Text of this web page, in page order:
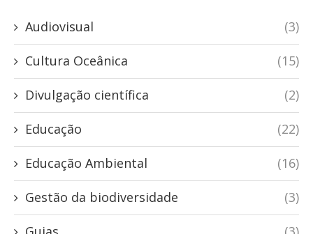
Audiovisual (3)
Cultura Oceânica (15)
Divulgação científica (2)
Educação (22)
Educação Ambiental (16)
Gestão da biodiversidade (3)